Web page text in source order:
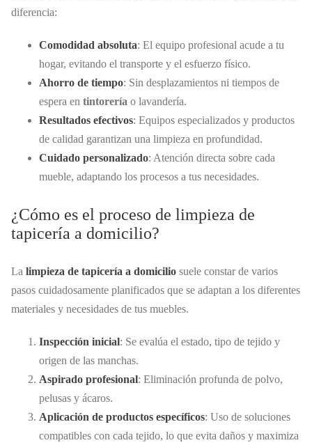
diferencia:
Comodidad absoluta: El equipo profesional acude a tu
hogar, evitando el transporte y el esfuerzo físico.
Ahorro de tiempo: Sin desplazamientos ni tiempos de
espera en tintorería o lavandería.
Resultados efectivos: Equipos especializados y productos
de calidad garantizan una limpieza en profundidad.
Cuidado personalizado: Atención directa sobre cada
mueble, adaptando los procesos a tus necesidades.
¿Cómo es el proceso de limpieza de
tapicería a domicilio?
La limpieza de tapicería a domicilio suele constar de varios
pasos cuidadosamente planificados que se adaptan a los diferentes
materiales y necesidades de tus muebles.
Inspección inicial: Se evalúa el estado, tipo de tejido y
origen de las manchas.
Aspirado profesional: Eliminación profunda de polvo,
pelusas y ácaros.
Aplicación de productos específicos: Uso de soluciones
compatibles con cada tejido, lo que evita daños y maximiza